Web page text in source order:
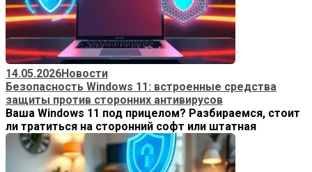
14.05.2026Новости
Безопасность Windows 11: встроенные средства
защиты против сторонних антивирусов
Ваша Windows 11 под прицелом? Разбираемся, стоит
ли тратиться на сторонний софт или штатная